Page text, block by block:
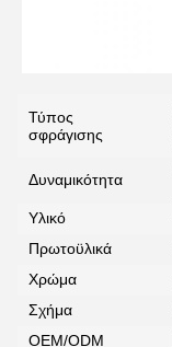
Τύπος
σφράγισης
Δυναμικότητα
Υλικό
Πρωτοϋλικά
Χρώμα
Σχήμα
OEM/ODM